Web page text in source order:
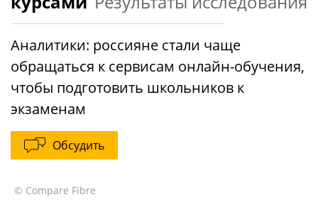
Аналитики: россияне стали чаще
обращаться к сервисам онлайн-обучения,
чтобы подготовить школьников к
экзаменам
Обсудить
© Compare Fibre